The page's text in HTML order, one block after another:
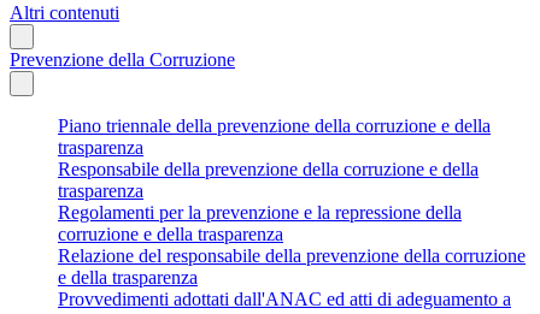
Altri contenuti
Prevenzione della Corruzione
Piano triennale della prevenzione della corruzione e della
trasparenza
Responsabile della prevenzione della corruzione e della
trasparenza
Regolamenti per la prevenzione e la repressione della
corruzione e della trasparenza
Relazione del responsabile della prevenzione della corruzione
e della trasparenza
Provvedimenti adottati dall'ANAC ed atti di adeguamento a